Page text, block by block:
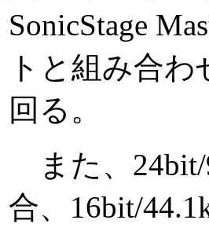
SonicStage
トと組み合
回る。
また、24bit/
合、16bit/